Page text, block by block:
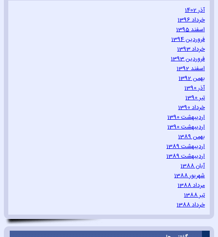
آذر 1402
خرداد 1396
اسفند 1395
فروردین 1394
خرداد 1393
فروردین 1393
اسفند 1392
بهمن 1392
آذر 1390
تیر 1390
خرداد 1390
اردیبهشت 1390
اردیبهشت 1390
بهمن 1389
اردیبهشت 1389
اردیبهشت 1389
آبان 1388
شهریور 1388
مرداد 1388
تیر 1388
خرداد 1388